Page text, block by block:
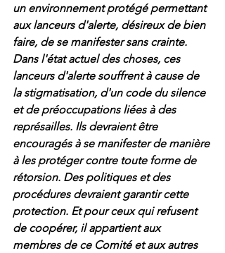
un environnement protégé permettant
aux lanceurs d'alerte, désireux de bien
faire, de se manifester sans crainte.
Dans l'état actuel des choses, ces
lanceurs d'alerte souffrent à cause de
la stigmatisation, d'un code du silence
et de préoccupations liées à des
représailles. Ils devraient être
encouragés à se manifester de manière
à les protéger contre toute forme de
rétorsion. Des politiques et des
procédures devraient garantir cette
protection. Et pour ceux qui refusent
de coopérer, il appartient aux
membres de ce Comité et aux autres